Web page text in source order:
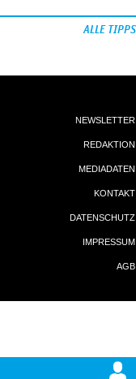
ALLE TIPPS
NEWSLETTER
REDAKTION
MEDIADATEN
KONTAKT
DATENSCHUTZ
IMPRESSUM
AGB